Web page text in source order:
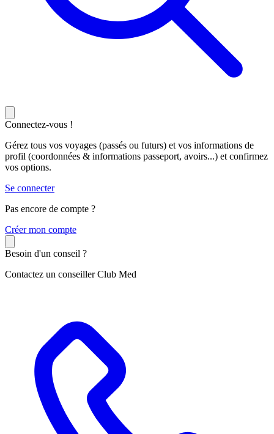
Connectez-vous !
Gérez tous vos voyages (passés ou futurs) et vos informations de
profil (coordonnées & informations passeport, avoirs...) et confirmez
vos options.
Se connecter
Pas encore de compte ?
Créer mon compte
Besoin d'un conseil ?
Contactez un conseiller Club Med